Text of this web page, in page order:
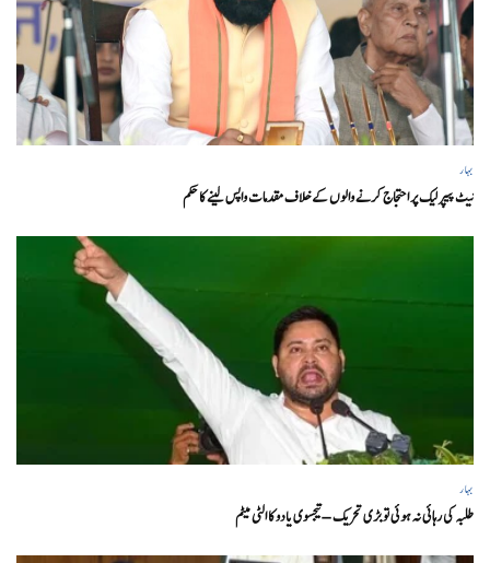
بہار
نیٹ پیپر لیک پر احتجاج کرنے والوں کے خلاف مقدمات واپس لینے کا حکم
بہار
طلبہ کی رہائی نہ ہوئی تو بڑی تحریک – تیجسوی یادو کا الٹی میٹم